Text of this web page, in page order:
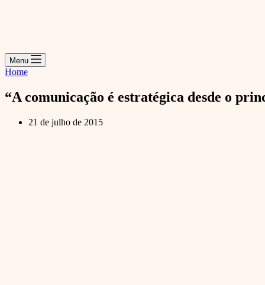
Menu
Home
“A comunicação é estratégica desde o
21 de julho de 2015